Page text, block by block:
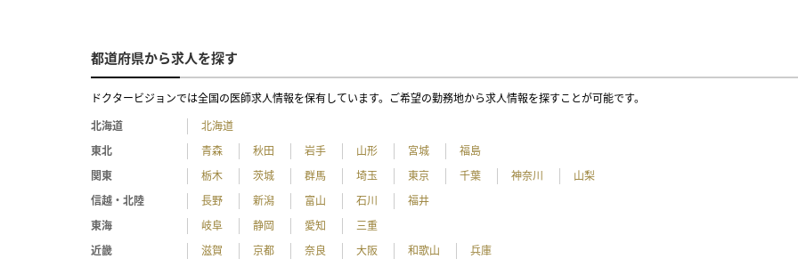
都道府県から求人を探す
ドクタービジョンでは全国の医師求人情報を保有しています。ご希望の勤務地から求人情報を探すことが可能です。
北海道
北海道
東北
青森 秋田 岩手 山形 宮城
福島
関東
栃木 茨城 群馬 埼玉 東京 千葉 神奈川
山梨
信越・北陸
長野 新潟 富山 石川
福井
東海
岐阜 静岡 愛知
三重
近畿
滋賀 京都 奈良 大阪 和歌山
兵庫